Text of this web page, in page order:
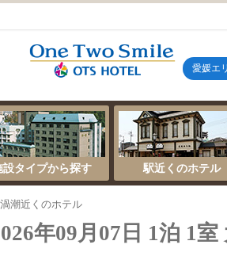
愛媛エ
設タイプから探す 駅近くのホテル
潮近くのホテル
年09月07日 1泊 1室